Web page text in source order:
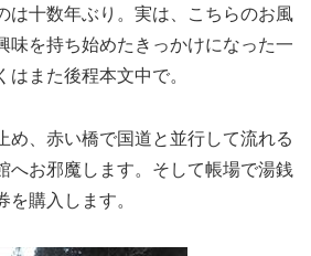
は十数年ぶり。実は、こちらのお風
味を持ち始めたきっかけになった一
また後程本文中で。
め、赤い橋で国道と並行して流れる
へお邪魔します。そして帳場で湯銭
を購入します。